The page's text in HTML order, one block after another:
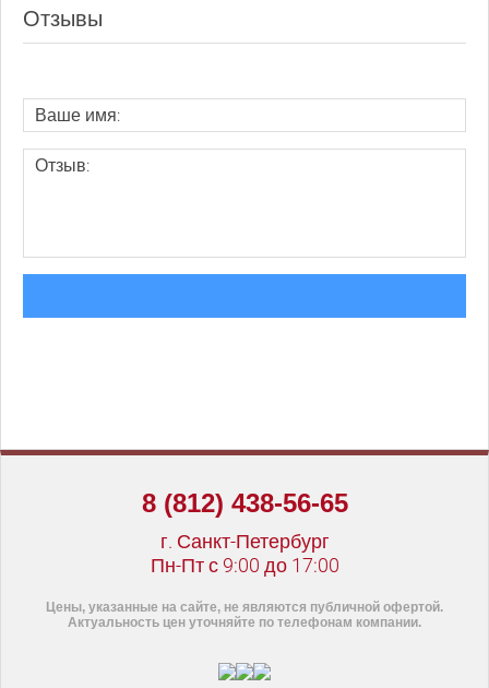
Отзывы
8 (812) 438-56-65
г. Санкт-Петербург
Пн-Пт с 9:00 до 17:00
Цены, указанные на сайте, не являются публичной офертой.
Актуальность цен уточняйте по телефонам компании.